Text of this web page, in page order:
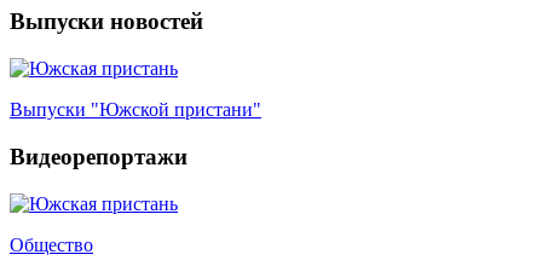
Выпуски новостей
Выпуски "Южской пристани"
Видеорепортажи
Общество